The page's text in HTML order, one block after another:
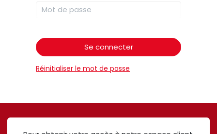
Se connecter
Réinitialiser le mot de passe